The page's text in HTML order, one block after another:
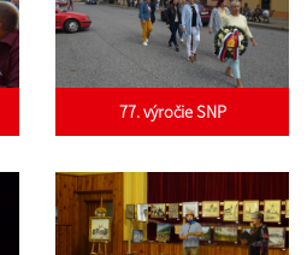
77. výročie SNP